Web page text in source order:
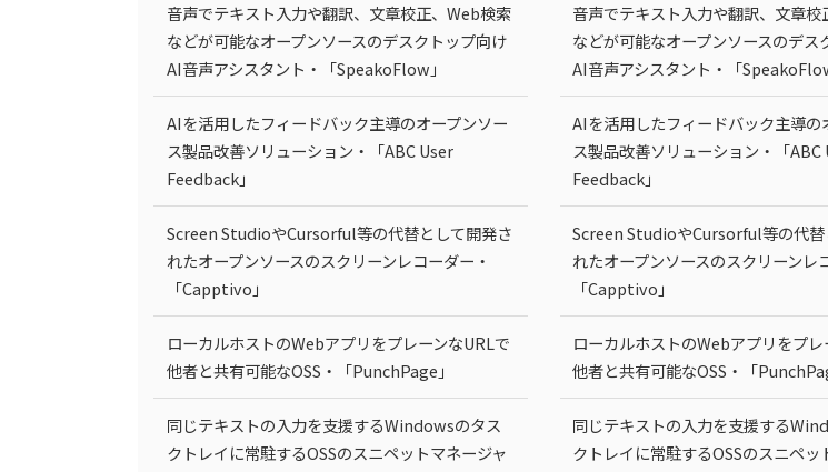
音声でテキスト入力や翻訳、文章校正、Web検索
などが可能なオープンソースのデスクトップ向け
AI音声アシスタント・「SpeakoFlow」
AIを活用したフィードバック主導のオープンソー
ス製品改善ソリューション・「ABC User
Feedback」
Screen StudioやCursorful等の代替として開発さ
れたオープンソースのスクリーンレコーダー・
「Capptivo」
ローカルホストのWebアプリをプレーンなURLで
他者と共有可能なOSS・「PunchPage」
同じテキストの入力を支援するWindowsのタス
クトレイに常駐するOSSのスニペットマネージャ
音声でテキスト入力や翻訳、文章
などが可能なオープンソースのデス
AI音声アシスタント・「
AIを活用したフィードバック主導の
ス製品改善ソリューション・「ABC
Feedback」
Screen StudioやCursorful等の代替
れたオープンソースのスクリーンレ
「Capptivo」
ローカルホストのWebアプリをプ
他者と共有可能なOSS・「
同じテキストの入力を支援する
クトレイに常駐するOSSのスニペッ